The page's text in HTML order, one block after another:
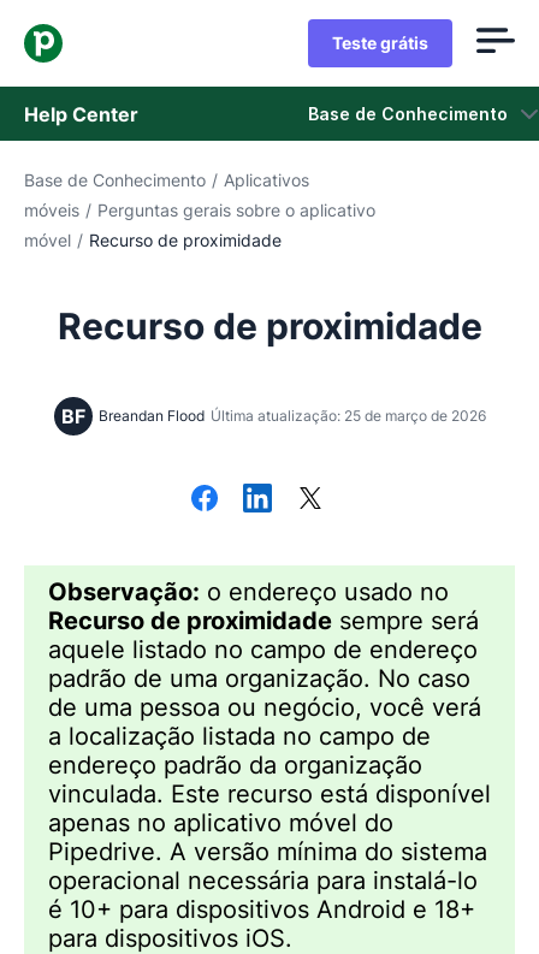
Teste grátis
Help Center Base de Conhecimento
Base de Conhecimento
Status
Base de Conhecimento / Aplicativos
móveis / Perguntas gerais sobre o aplicativo
móvel / Recurso de proximidade
Recurso de proximidade
BF Breandan Flood Última atualização: 25 de março de 2026
Observação: o endereço usado no
Recurso de proximidade sempre será
aquele listado no campo de endereço
padrão de uma organização. No caso
de uma pessoa ou negócio, você verá
a localização listada no campo de
endereço padrão da organização
vinculada. Este recurso está disponível
apenas no aplicativo móvel do
Pipedrive. A versão mínima do sistema
operacional necessária para instalá-lo
é 10+ para dispositivos Android e 18+
para dispositivos iOS.